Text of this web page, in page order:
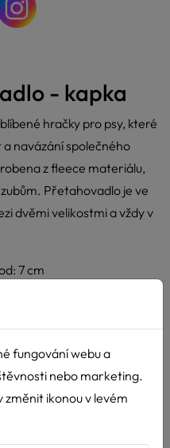
- kapka
hračky pro psy, které
navázání společného
z fleece materiálu,
Přetahovadlo je ve
dvěmi velikostmi a vždy v
7 cm
fungování webu a
nebo marketing.
změnit ikonou v levém